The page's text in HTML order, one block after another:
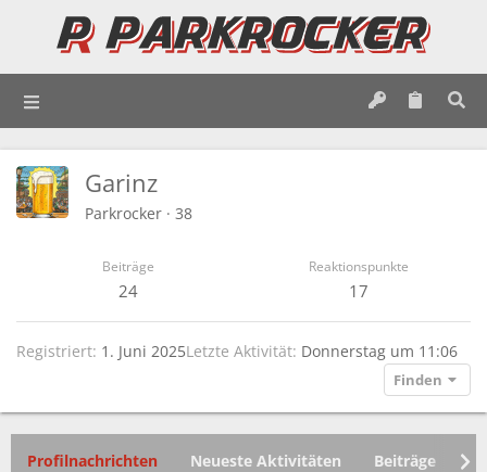
Garinz
Parkrocker · 38
Beiträge
24
Reaktionspunkte
17
Registriert 1. Juni 2025Letzte Aktivität Donnerstag um 11:06
Finden
Profilnachrichten Neueste Aktivitäten Beiträge